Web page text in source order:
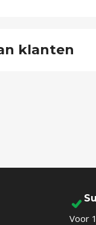
klanten
Voor